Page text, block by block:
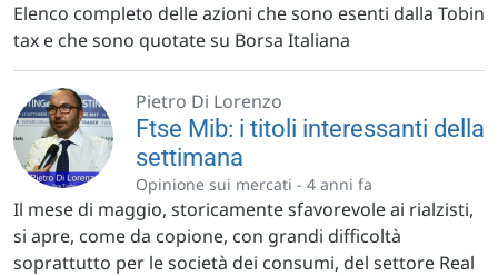
Elenco completo delle azioni che sono esenti dalla Tobin
tax e che sono quotate su Borsa Italiana
Pietro Di Lorenzo
Ftse Mib: i titoli interessanti della
settimana
Opinione sui mercati - 4 anni fa
Il mese di maggio, storicamente sfavorevole ai rialzisti,
si apre, come da copione, con grandi difficoltà
soprattutto per le società dei consumi, del settore Real